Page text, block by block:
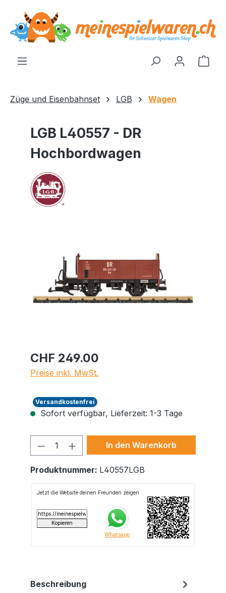
springen
Züge und Eisenbahnset LGB Wagen
LGB L40557 - DR
Hochbordwagen
CHF 249.00
Preise inkl. MwSt.
Versandkostenfrei
Sofort verfügbar, Lieferzeit: 1-3 Tage
Produkt Anzahl: Gib den
In den Warenkorb
Produktnummer: L40557LGB
Beschreibung